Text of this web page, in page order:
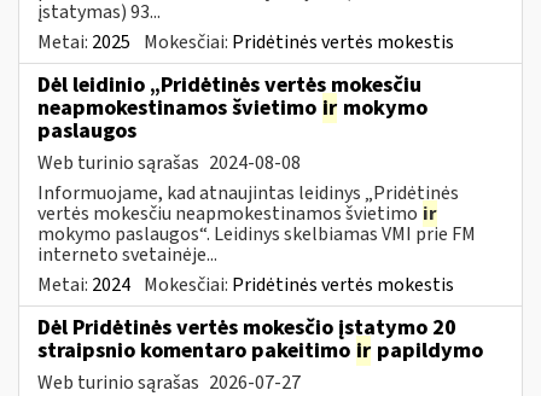
įstatymas) 93...
Metai: 2025 Mokesčiai: Pridėtinės vertės mokestis
Dėl leidinio „Pridėtinės vertės mokesčiu
neapmokestinamos švietimo ir mokymo
paslaugos
Web turinio sąrašas 2024-08-08
Informuojame, kad atnaujintas leidinys „Pridėtinės
vertės mokesčiu neapmokestinamos švietimo ir
mokymo paslaugos“. Leidinys skelbiamas VMI prie FM
interneto svetainėje...
Metai: 2024 Mokesčiai: Pridėtinės vertės mokestis
Dėl Pridėtinės vertės mokesčio įstatymo 20
straipsnio komentaro pakeitimo ir papildymo
Web turinio sąrašas 2026-07-27